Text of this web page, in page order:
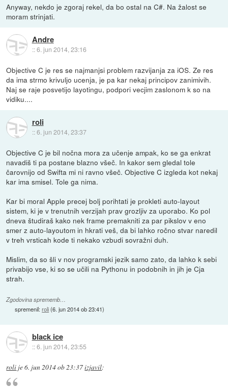
Anyway, nekdo je zgoraj rekel, da bo ostal na C#. Na žalost se
moram strinjati.
Andre
::6. jun 2014, 23:16
Objective C je res se najmanjsi problem razvijanja za iOS. Ze res
da ima strmo krivuljo ucenja, je pa kar nekaj principov zanimivih.
Naj se raje posvetijo layotingu, podpori vecjim zaslonom k so na
vidiku....
roli
::6. jun 2014, 23:37
Objective C je bil nočna mora za učenje ampak, ko se ga enkrat
navadiš ti pa postane blazno všeč. In kakor sem gledal tole
čarovnijo od Swifta mi ni ravno všeč. Objective C izgleda kot nekaj
kar ima smisel. Tole ga nima.
Kar bi moral Apple precej bolj porihtati je prokleti auto-layout
sistem, ki je v trenutnih verzijah prav grozljiv za uporabo. Ko pol
dneva študiraš kako nek frame premakniti za par pikslov v eno
smer z auto-layoutom in hkrati veš, da bi lahko ročno stvar naredil
v treh vrsticah kode ti nekako vzbudi sovražni duh.
Mislim, da so šli v nov programski jezik samo zato, da lahko k sebi
privabijo vse, ki so se učili na Pythonu in podobnih in jih je Cja
strah.
Zgodovina sprememb…
spremenil:roli(6. jun 2014 ob 23:41)
black ice
::6. jun 2014, 23:55
roli je6. jun 2014 ob 23:37izjavil: